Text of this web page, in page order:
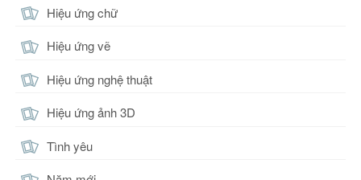
Hiệu ứng chữ
Hiệu ứng vẽ
Hiệu ứng nghệ thuật
Hiệu ứng ảnh 3D
Tình yêu